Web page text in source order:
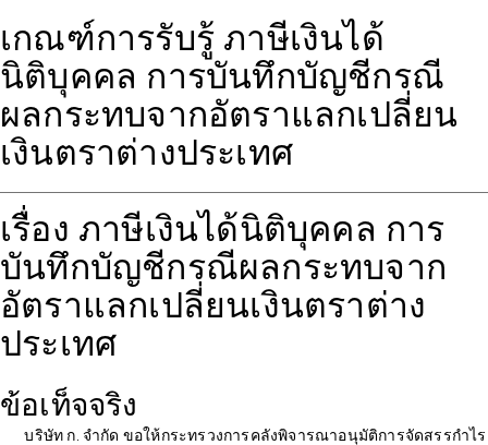
เกณฑ์การรับรู้ ภาษีเงินได้
นิติบุคคล การบันทึกบัญชีกรณี
ผลกระทบจากอัตราแลกเปลี่ยน
เงินตราต่างประเทศ
เรื่อง ภาษีเงินได้นิติบุคคล การ
บันทึกบัญชีกรณีผลกระทบจาก
อัตราแลกเปลี่ยนเงินตราต่าง
ประเทศ
ข้อเท็จจริง
บริษัท ก. จำกัด ขอให้กระทรวงการคลังพิจารณาอนุมัติการจัดสรรกำไร